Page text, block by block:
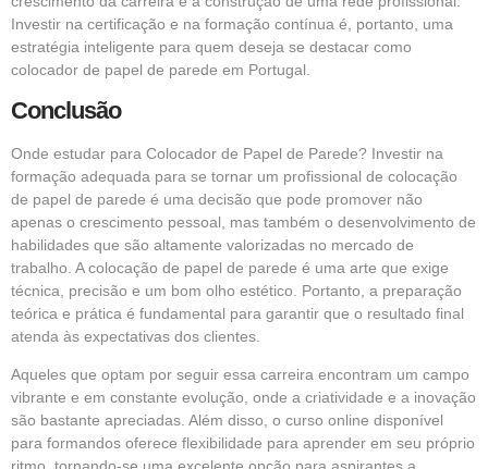
Investir na certificação e na formação contínua é, portanto, uma
estratégia inteligente para quem deseja se destacar como
colocador de papel de parede em Portugal.
Conclusão
Onde estudar para Colocador de Papel de Parede? Investir na
formação adequada para se tornar um profissional de colocação
de papel de parede é uma decisão que pode promover não
apenas o crescimento pessoal, mas também o desenvolvimento de
habilidades que são altamente valorizadas no mercado de
trabalho. A colocação de papel de parede é uma arte que exige
técnica, precisão e um bom olho estético. Portanto, a preparação
teórica e prática é fundamental para garantir que o resultado final
atenda às expectativas dos clientes.
Aqueles que optam por seguir essa carreira encontram um campo
vibrante e em constante evolução, onde a criatividade e a inovação
são bastante apreciadas. Além disso, o curso online disponível
para formandos oferece flexibilidade para aprender em seu próprio